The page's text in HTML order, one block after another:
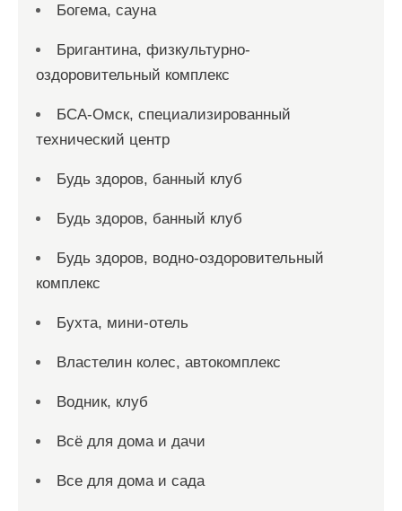
Богема, сауна
Бригантина, физкультурно-
оздоровительный комплекс
БСА-Омск, специализированный
технический центр
Будь здоров, банный клуб
Будь здоров, банный клуб
Будь здоров, водно-оздоровительный
комплекс
Бухта, мини-отель
Властелин колес, автокомплекс
Водник, клуб
Всё для дома и дачи
Все для дома и сада